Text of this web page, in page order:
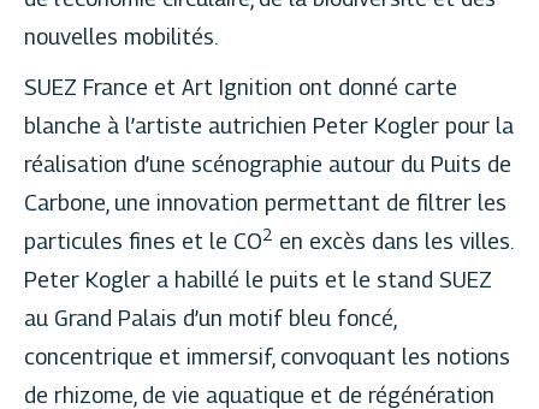
nouvelles mobilités.
SUEZ France et Art Ignition ont donné carte
blanche à l’artiste autrichien Peter Kogler pour la
réalisation d’une scénographie autour du Puits de
Carbone, une innovation permettant de filtrer les
particules fines et le CO2 en excès dans les villes.
Peter Kogler a habillé le puits et le stand SUEZ
au Grand Palais d’un motif bleu foncé,
concentrique et immersif, convoquant les notions
de rhizome, de vie aquatique et de régénération